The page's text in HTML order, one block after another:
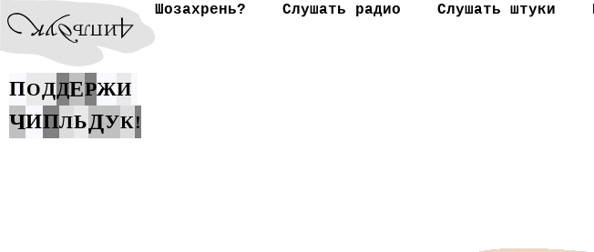
Шозахрень? Слушать радио Слушать штуки
ПОДДЕРЖИ
ЧИПЛЬДУК!